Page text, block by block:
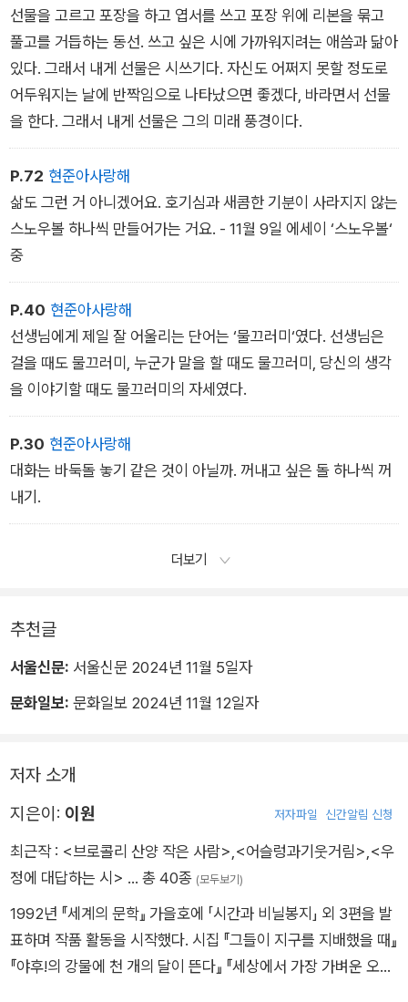
선물을 고르고 포장을 하고 엽서를 쓰고 포장 위에 리본을 묶고
풀고를 거듭하는 동선. 쓰고 싶은 시에 가까워지려는 애씀과 닮아
있다. 그래서 내게 선물은 시쓰기다. 자신도 어쩌지 못할 정도로
어두워지는 날에 반짝임으로 나타났으면 좋겠다, 바라면서 선물
을 한다. 그래서 내게 선물은 그의 미래 풍경이다.
P.72 현준아사랑해
삶도 그런 거 아니겠어요. 호기심과 새콤한 기분이 사라지지 않는
스노우볼 하나씩 만들어가는 거요. - 11월 9일 에세이 ‘스노우볼‘
중
P.40 현준아사랑해
선생님에게 제일 잘 어울리는 단어는 ‘물끄러미‘였다. 선생님은
걸을 때도 물끄러미, 누군가 말을 할 때도 물끄러미, 당신의 생각
을 이야기할 때도 물끄러미의 자세였다.
P.30 현준아사랑해
대화는 바둑돌 놓기 같은 것이 아닐까. 꺼내고 싶은 돌 하나씩 꺼
내기.
더보기
추천글
서울신문: 서울신문 2024년 11월 5일자
문화일보: 문화일보 2024년 11월 12일자
저자 소개
지은이: 이원 저자파일 신간알림 신청
최근작 : <브로콜리 산양 작은 사람> <어슬렁과기웃거림> <우
정에 대답하는 시> … 총 40종 (모두보기)
1992년 『세계의 문학』 가을호에 「시간과 비닐봉지」 외 3편을 발
표하며 작품 활동을 시작했다. 시집 『그들이 지구를 지배했을 때』
『야후!의 강물에 천 개의 달이 뜬다』 『세상에서 가장 가벼운 오토